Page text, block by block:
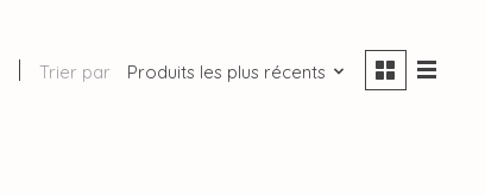
Trier par Produits les plus récents